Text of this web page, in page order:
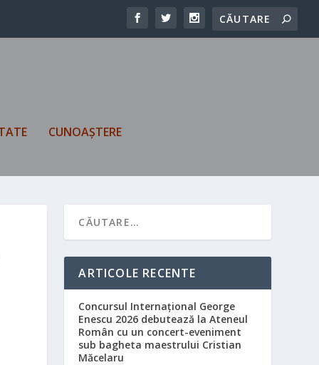
CUNOAȘTERE
ARTICOLE RECENTE
Concursul Internațional George
Enescu 2026 debutează la Ateneul
Român cu un concert-eveniment
sub bagheta maestrului Cristian
Măcelaru